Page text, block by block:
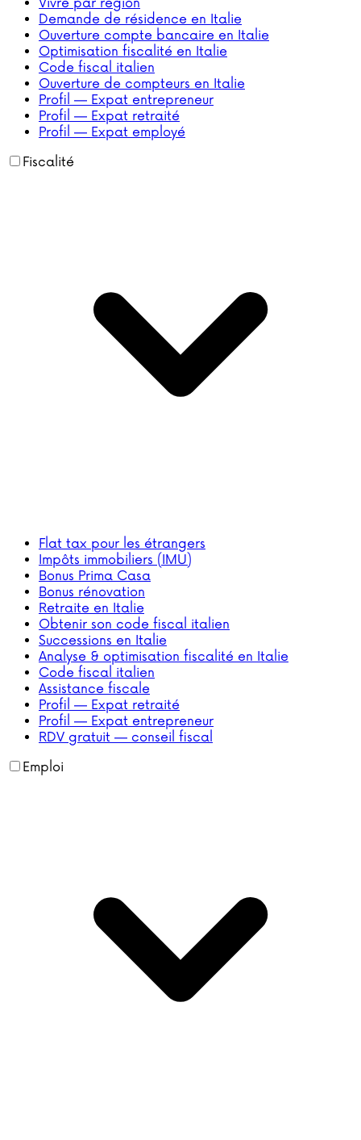
Vivre par région
Demande de résidence en Italie
Ouverture compte bancaire en Italie
Optimisation fiscalité en Italie
Code fiscal italien
Ouverture de compteurs en Italie
Profil — Expat entrepreneur
Profil — Expat retraité
Profil — Expat employé
Fiscalité
Flat tax pour les étrangers
Impôts immobiliers (IMU)
Bonus Prima Casa
Bonus rénovation
Retraite en Italie
Obtenir son code fiscal italien
Successions en Italie
Analyse & optimisation fiscalité en Italie
Code fiscal italien
Assistance fiscale
Profil — Expat retraité
Profil — Expat entrepreneur
RDV gratuit — conseil fiscal
Emploi